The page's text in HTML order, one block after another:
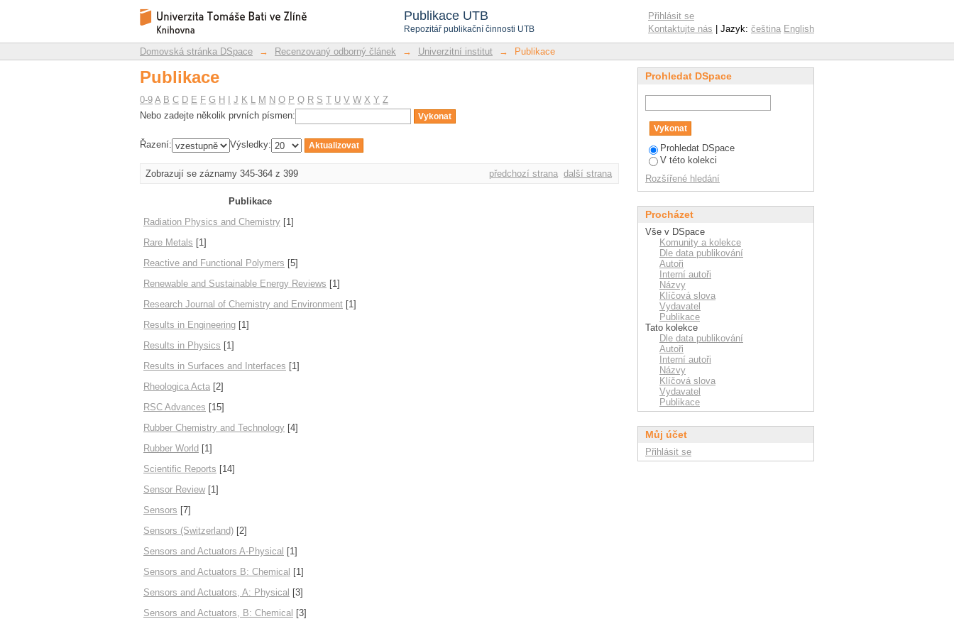
Publikace UTB
Repozitář publikační činnosti UTB
Publikace
Repozitář DSpace/Manakin
Přihlásit se
Kontaktujte nás | Jazyk: čeština English
Domovská stránka DSpace → Recenzovaný odborný článek → Univerzitní institut → Publikace
Publikace
0-9 A B C D E F G H J K L M N O P Q R S T U V W X Y Z
Nebo zadejte několik prvních písmen:
Řazení: Výsledky:
Zobrazují se záznamy 345-364 z 399 předchozí strana další strana
Publikace
Radiation Physics and Chemistry [1]
Rare Metals [1]
Reactive and Functional Polymers [5]
Renewable and Sustainable Energy Reviews [1]
Research Journal of Chemistry and Environment [1]
Results in Engineering [1]
Results in Physics [1]
Results in Surfaces and Interfaces [1]
Rheologica Acta [2]
RSC Advances [15]
Rubber Chemistry and Technology [4]
Rubber World [1]
Scientific Reports [14]
Sensor Review[1]
Sensors [7]
Sensors (Switzerland) [2]
Sensors and Actuators A-Physical [1]
Sensors and Actuators B: Chemical [1]
Sensors and Actuators, A: Physical [3]
Sensors and Actuators, B: Chemical [3]
Prohledat DSpace
Prohledat DSpace
V této kolekci
Rozšířené hledání
Procházet
Vše v DSpace
Komunity a kolekce
Dle data publikování
Autoři
Interní autoři
Názvy
Klíčová slova
Vydavatel
Publikace
Tato kolekce
Dle data publikování
Autoři
Interní autoři
Názvy
Klíčová slova
Vydavatel
Publikace
Můj účet
Přihlásit se